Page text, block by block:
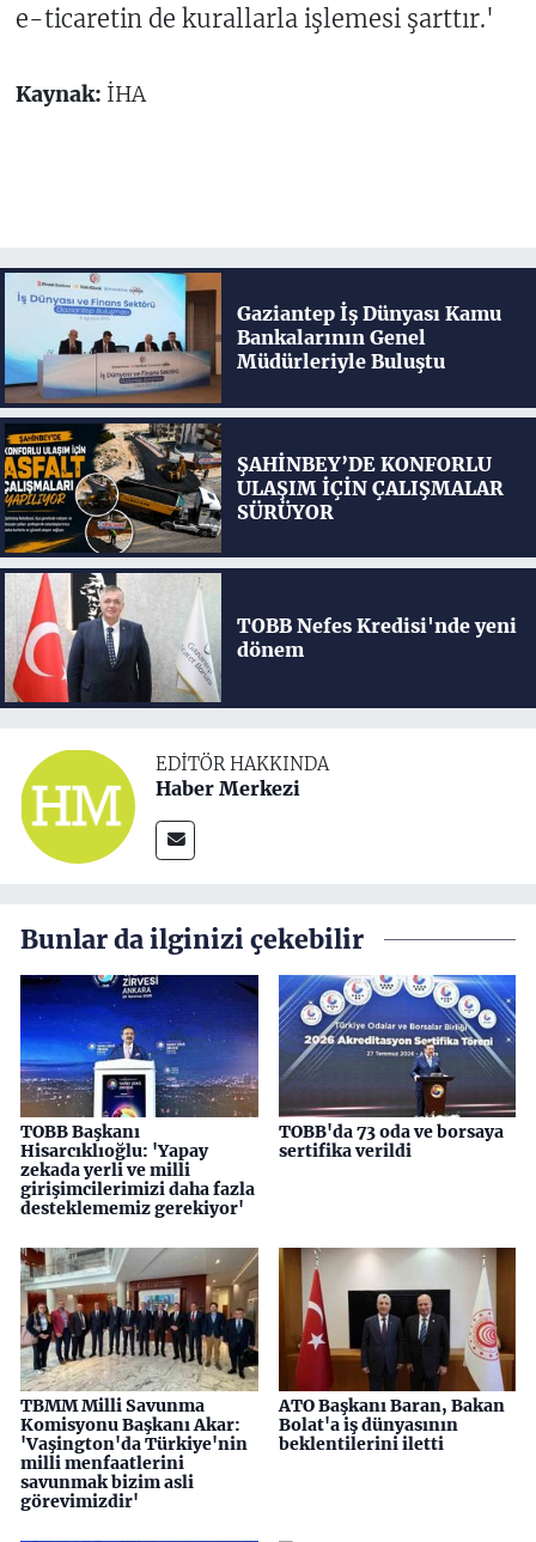
e-ticaretin de kurallarla işlemesi şarttır.'
Kaynak: İHA
Gaziantep İş Dünyası Kamu
Bankalarının Genel
Müdürleriyle Buluştu
ŞAHİNBEY’DE KONFORLU
ULAŞIM İÇİN ÇALIŞMALAR
SÜRÜYOR
TOBB Nefes Kredisi'nde yeni
dönem
EDITÖR HAKKINDA
Haber Merkezi
Bunlar da ilginizi çekebilir
TOBB Başkanı
Hisarcıklıoğlu: 'Yapay
zekada yerli ve milli
girişimcilerimizi daha fazla
desteklememiz gerekiyor'
TOBB'da 73 oda ve borsaya
sertifika verildi
TBMM Milli Savunma
Komisyonu Başkanı Akar:
'Vaşington'da Türkiye'nin
milli menfaatlerini
savunmak bizim asli
görevimizdir'
ATO Başkanı Baran, Bakan
Bolat'a iş dünyasının
beklentilerini iletti